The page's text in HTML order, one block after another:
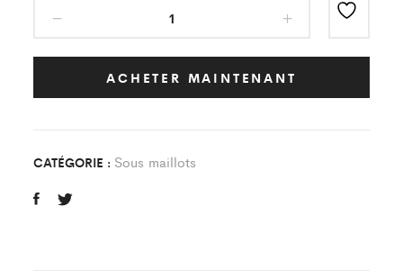
Classic
Saint
quantity
ACHETER MAINTENANT
CATÉGORIE : Sous maillots